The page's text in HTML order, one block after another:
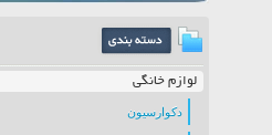
لوازم خانگی
دکوارسیون